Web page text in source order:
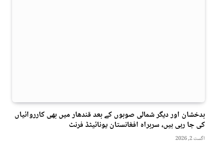
بدخشان اور دیگر شمالی صوبوں کے بعد قندھار میں بھی کارروائیاں
کی جا رہی ہیں، سربراہ افغانستان یونائیٹڈ فرنٹ
اگست 2, 2026